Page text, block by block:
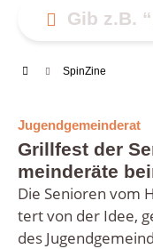
Spin­Zi­ne
Jugendgemeinderat
Grill­fest der
mein­de­rä­te
Die Senio­ren vom
tert von der Idee,
des